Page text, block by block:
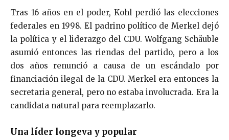
Tras 16 años en el poder, Kohl perdió las elecciones
federales en 1998. El padrino político de Merkel dejó
la política y el liderazgo del CDU. Wolfgang Schäuble
asumió entonces las riendas del partido, pero a los
dos años renunció a causa de un escándalo por
financiación ilegal de la CDU. Merkel era entonces la
secretaria general, pero no estaba involucrada. Era la
candidata natural para reemplazarlo.
Una líder longeva y popular